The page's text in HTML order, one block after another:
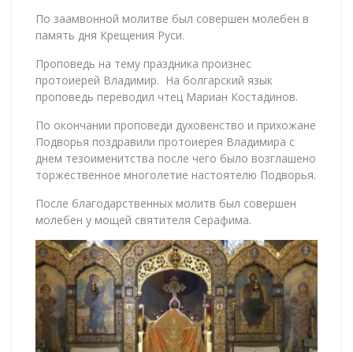
По заамвонной молитве был совершен молебен в
память дня Крещения Руси.
Проповедь на тему праздника произнес
протоиерей Владимир. На болгарский язык
проповедь переводил чтец Мариан Костадинов.
По окончании проповеди духовенство и прихожане
Подворья поздравили протоиерея Владимира с
днем тезоименитства после чего было возглашено
торжественное многолетие настоятелю Подворья.
После благодарственных молитв был совершен
молебен у мощей святителя Серафима.